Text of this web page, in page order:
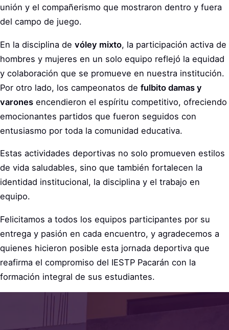
unión y el compañerismo que mostraron dentro y fuera
del campo de juego.
En la disciplina de vóley mixto, la participación activa de
hombres y mujeres en un solo equipo reflejó la equidad
y colaboración que se promueve en nuestra institución.
Por otro lado, los campeonatos de fulbito damas y
varones encendieron el espíritu competitivo, ofreciendo
emocionantes partidos que fueron seguidos con
entusiasmo por toda la comunidad educativa.
Estas actividades deportivas no solo promueven estilos
de vida saludables, sino que también fortalecen la
identidad institucional, la disciplina y el trabajo en
equipo.
Felicitamos a todos los equipos participantes por su
entrega y pasión en cada encuentro, y agradecemos a
quienes hicieron posible esta jornada deportiva que
reafirma el compromiso del IESTP Pacarán con la
formación integral de sus estudiantes.